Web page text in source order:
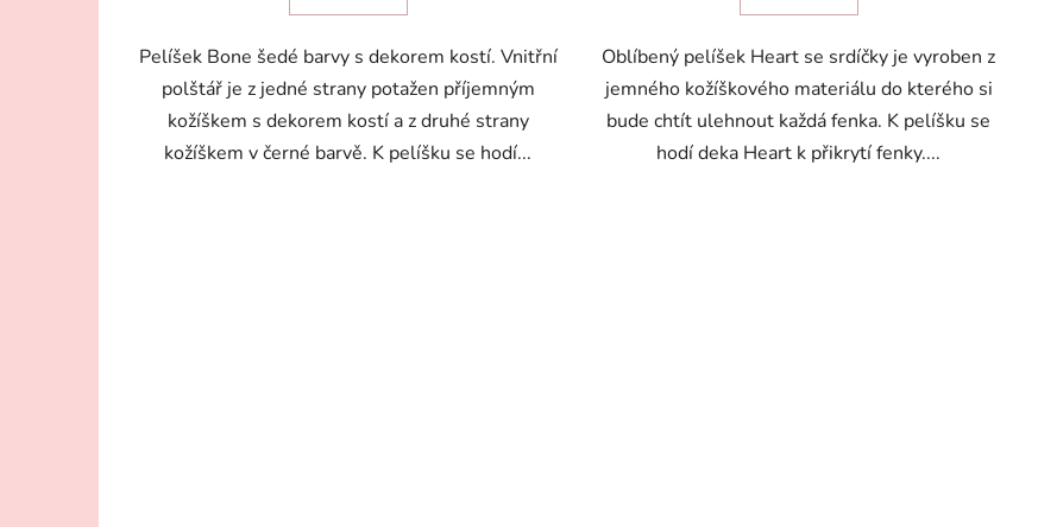
Pelíšek Bone šedé barvy s dekorem kostí. Vnitřní
polštář je z jedné strany potažen příjemným
kožíškem s dekorem kostí a z druhé strany
kožíškem v černé barvě. K pelíšku se hodí...
Oblíbený pelíšek Heart se srdíčky je vyroben z
jemného kožíškového materiálu do kterého si
bude chtít ulehnout každá fenka. K pelíšku se
hodí deka Heart k přikrytí fenky....